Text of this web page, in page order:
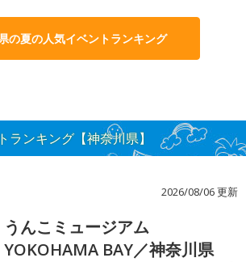
の夏の人気イベントランキング
ランキング【神奈川県】
2026/08/06 更新
うんこミュージアム
YOKOHAMA BAY／神奈川県